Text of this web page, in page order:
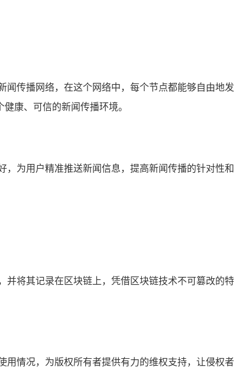
传播网络，在这个网络中，每个节点都能够自由地发
康、可信的新闻传播环境。
为用户精准推送新闻信息，提高新闻传播的针对性和
并将其记录在区块链上，凭借区块链技术不可篡改的特
用情况，为版权所有者提供有力的维权支持，让侵权者